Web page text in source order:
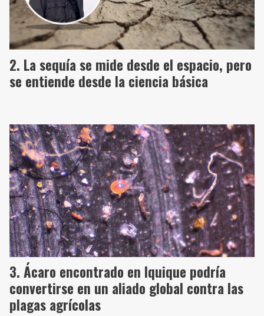
La sequía se mide desde el espacio, pero
se entiende desde la ciencia básica
Ácaro encontrado en Iquique podría
convertirse en un aliado global contra las
plagas agrícolas